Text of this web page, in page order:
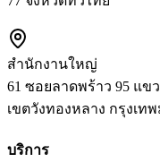
สำนักงานใหญ่
61 ซอยลาดพร้าว 95 แข
เขตวังทองหลาง กรุงเท
บริการ